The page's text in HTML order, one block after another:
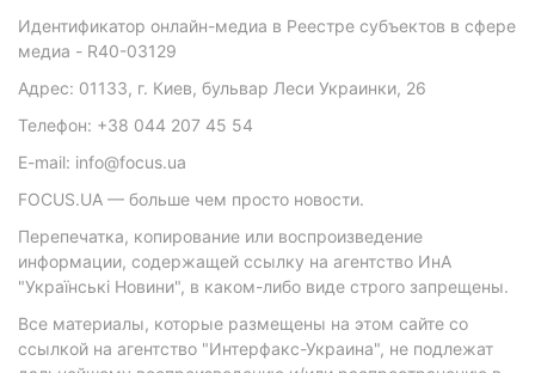
Идентификатор онлайн-медиа в Реестре субъектов в сфере
медиа - R40-03129
Адрес: 01133, г. Киев, бульвар Леси Украинки, 26
Телефон: +38 044 207 45 54
E-mail: info@focus.ua
FOCUS.UA — больше чем просто новости.
Перепечатка, копирование или воспроизведение
информации, содержащей ссылку на агентство ИнА
"Українські Новини", в каком-либо виде строго запрещены.
Все материалы, которые размещены на этом сайте со
ссылкой на агентство "Интерфакс-Украина", не подлежат